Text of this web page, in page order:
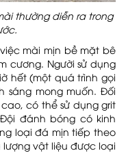
thường diễn ra trong
mài mịn bề mặt bê
cương. Người sử dụng
hết (một quá trình gọi
sáng mong muốn. Đối
có thể sử dụng grit
đánh bóng có kinh
loại đá mịn tiếp theo
vật liệu được loại